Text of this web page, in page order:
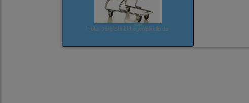
Foto: Jörg Brinckheger/pixelio.de